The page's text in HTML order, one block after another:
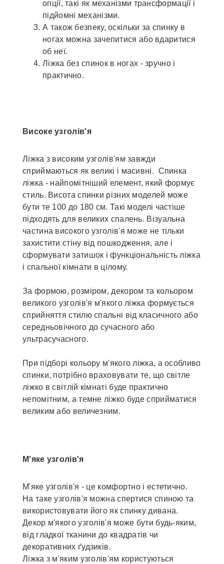
опції, такі як механізми трансформації і
підйомні механізми.
А також безпеку, оскільки за спинку в
ногах можна зачепитися або вдаритися
об неї.
Ліжка без спинок в ногах - зручно і
практично.
Високе узголів'я
Ліжка з високим узголів'ям завжди
сприймаються як великі і масивні. Спинка
ліжка - найпомітніший елемент, який формує
стиль. Висота спинки різних моделей може
бути те 100 до 180 см. Такі моделі частіше
підходять для великих спалень. Візуальна
частина високого узголів'я може не тільки
захистити стіну від пошкодження, але і
сформувати затишок і функціональність ліжка
і спальної кімнати в цілому.
За формою, розміром, декором та кольором
великого узголів'я м'якого ліжка формується
сприйняття стилю спальні від класичного або
середньовічного до сучасного або
ультрасучасного.
При підборі кольору м'якого ліжка, а особливо
спинки, потрібно враховувати те, що світле
ліжко в світлій кімнаті буде практично
непомітним, а темне ліжко буде сприйматися
великим або величезним.
М'яке узголів'я
М'яке узголів'я - це комфортно і естетично.
На таке узголів'я можна спертися спиною та
використовувати його як спинку дивана.
Декор м'якого узголів'я може бути будь-яким,
від гладкої тканини до квадратів чи
декоративних ґудзиків.
Ліжка з м'яким узголів'ям користуються